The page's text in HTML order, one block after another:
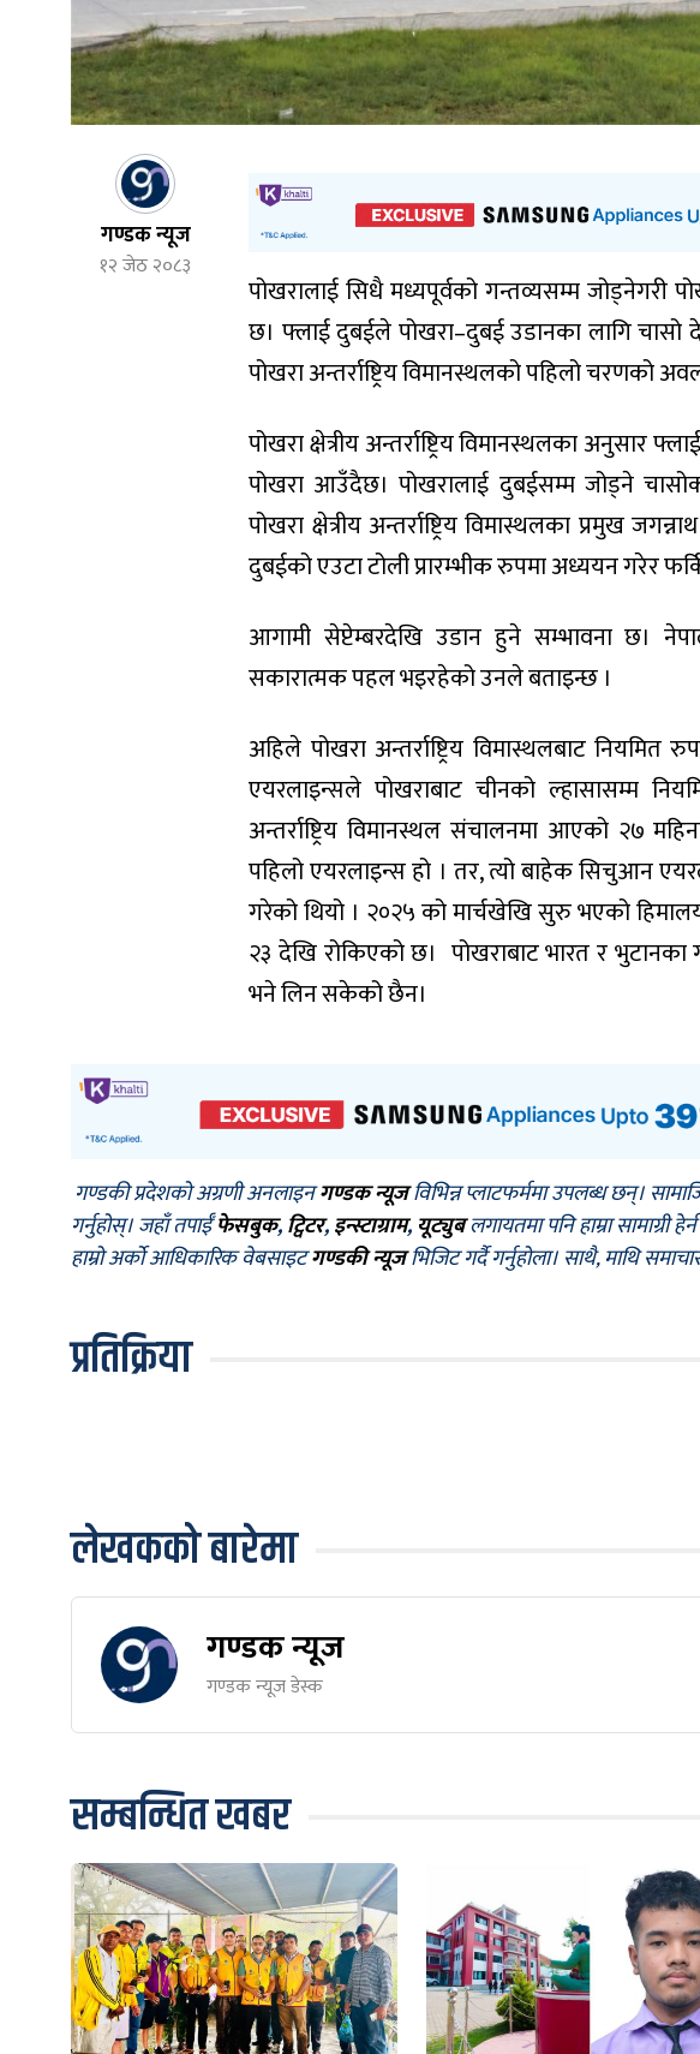
गण्डक न्यूज
१२ जेठ २०८३
पोखरालाई सिधै मध्यपूर्वको गन्तव्यसम्म जोड्नेगरी
छ। फ्लाई दुबईले पोखरा–दुबई उडानका लागि चासो
पोखरा अन्तर्राष्ट्रिय विमानस्थलको पहिलो चरणको
पोखरा क्षेत्रीय अन्तर्राष्ट्रिय विमानस्थलका अनुसार
पोखरा आउँदैछ। पोखरालाई दुबईसम्म जोड्ने
पोखरा क्षेत्रीय अन्तर्राष्ट्रिय विमास्थलका प्रमुख
दुबईको एउटा टोली प्रारम्भीक रुपमा अध्ययन गरेर
आगामी सेप्टेम्बरदेखि उडान हुने सम्भावना छ।
सकारात्मक पहल भइरहेको उनले बताइन्छ ।
अहिले पोखरा अन्तर्राष्ट्रिय विमास्थलबाट
एयरलाइन्सले पोखराबाट चीनको ल्हासासम्म
अन्तर्राष्ट्रिय विमानस्थल संचालनमा आएको २७
पहिलो एयरलाइन्स हो । तर, त्यो बाहेक सिचुआन
गरेको थियो । २०२५ को मार्चखेखि सुरु भएको
२३ देखि रोकिएको छ। पोखराबाट भारत र
भने लिन सकेको छैन।
गण्डकी प्रदेशको अग्रणी अनलाइनगण्डक न्यूजविभिन्न प्लाटफर्ममा उपलब्ध छन्।
गर्नुहोस्। जहाँ तपाईँफेसबुक,ट्विटर,इन्स्टाग्राम, यूट्युबलगायतमा पनि हाम्रा
हाम्रो अर्को आधिकारिक वेबसाइटगण्डकी न्यूजभिजिट गर्दै गर्नुहोला। साथै, माथि
प्रतिक्रिया
लेखकको बारेमा
गण्डक न्यूज
गण्डक न्यूज डेस्क
सम्बन्धित खबर